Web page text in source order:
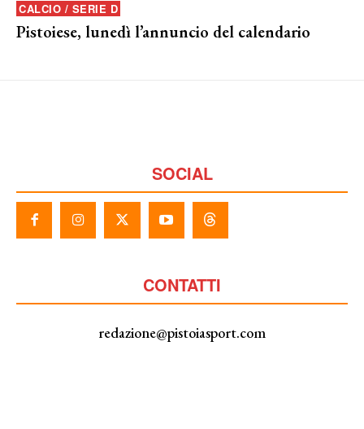
CALCIO / SERIE D
Pistoiese, lunedì l’annuncio del calendario
SOCIAL
CONTATTI
redazione@pistoiasport.com